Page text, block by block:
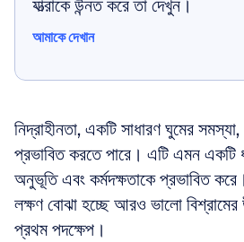
যাত্রাকে উন্নত করে তা দেখুন।
আমাকে দেখান
নিদ্রাহীনতা, একটি সাধারণ ঘুমের
প্রভাবিত করতে পারে। এটি এমন একটি
অনুভূতি এবং কর্মদক্ষতাকে প্রভাবিত করে।
লক্ষণ বোঝা হচ্ছে আরও ভালো বিশ্রামের
প্রথম পদক্ষেপ।